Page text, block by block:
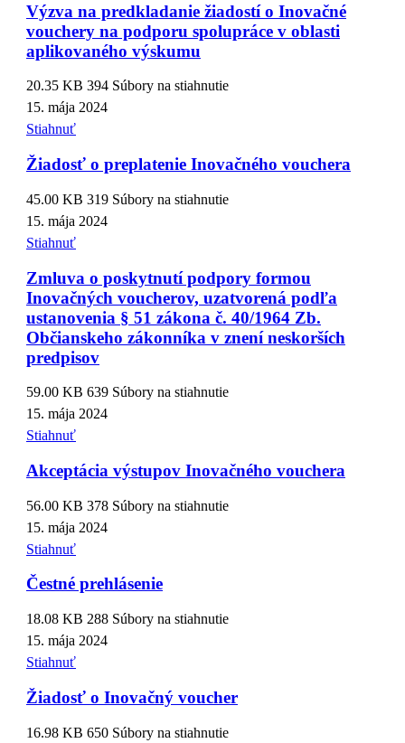
Výzva na predkladanie žiadostí o Inovačné
vouchery na podporu spolupráce v oblasti
aplikovaného výskumu
20.35 KB 394 Súbory na stiahnutie
15. mája 2024
Stiahnuť
Žiadosť o preplatenie Inovačného vouchera
45.00 KB 319 Súbory na stiahnutie
15. mája 2024
Stiahnuť
Zmluva o poskytnutí podpory formou
Inovačných voucherov, uzatvorená podľa
ustanovenia § 51 zákona č. 40/1964 Zb.
Občianskeho zákonníka v znení neskorších
predpisov
59.00 KB 639 Súbory na stiahnutie
15. mája 2024
Stiahnuť
Akceptácia výstupov Inovačného vouchera
56.00 KB 378 Súbory na stiahnutie
15. mája 2024
Stiahnuť
Čestné prehlásenie
18.08 KB 288 Súbory na stiahnutie
15. mája 2024
Stiahnuť
Žiadosť o Inovačný voucher
16.98 KB 650 Súbory na stiahnutie